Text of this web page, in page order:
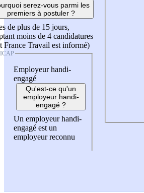
serez-vous parmi les
premiers à postuler ?
de plus de 15 jours,
moins de 4 candidatures
France Travail est informé)
Employeur handi-
engagé
Qu'est-ce qu'un
employeur handi-
engagé ?
Un employeur handi-
engagé est un
employeur reconnu